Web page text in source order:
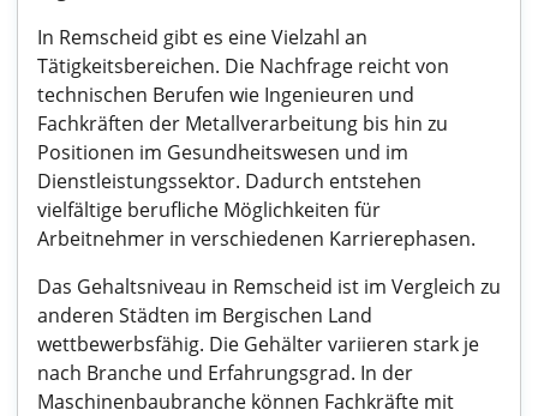
In Remscheid gibt es eine Vielzahl an
Tätigkeitsbereichen. Die Nachfrage reicht von
technischen Berufen wie Ingenieuren und
Fachkräften der Metallverarbeitung bis hin zu
Positionen im Gesundheitswesen und im
Dienstleistungssektor. Dadurch entstehen
vielfältige berufliche Möglichkeiten für
Arbeitnehmer in verschiedenen Karrierephasen.
Das Gehaltsniveau in Remscheid ist im Vergleich zu
anderen Städten im Bergischen Land
wettbewerbsfähig. Die Gehälter variieren stark je
nach Branche und Erfahrungsgrad. In der
Maschinenbaubranche können Fachkräfte mit